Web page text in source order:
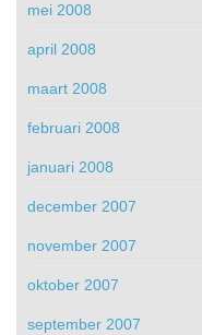
mei 2008
april 2008
maart 2008
februari 2008
januari 2008
december 2007
november 2007
oktober 2007
september 2007